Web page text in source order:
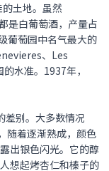
土地。虽然
是白葡萄酒，产量占
葡萄园中名气最大的
、Les
水准。1937年，
别。大多数情况
随着逐渐熟成，颜色
出银色闪光。它的醇
想起烤杏仁和榛子的